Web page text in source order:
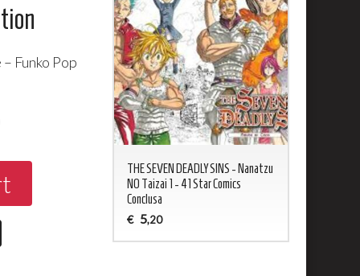
Funko Pop
THE SEVEN DEADLY SINS - Nanatzu
NO Taizai 1 - 41 Star Comics
Conclusa
€ 5,20